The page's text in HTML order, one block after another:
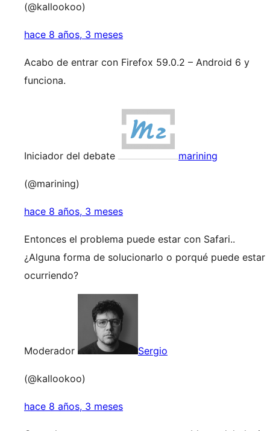
(@kallookoo)
hace 8 años, 3 meses
Acabo de entrar con Firefox 59.0.2 – Android 6 y
funciona.
Iniciador del debate marining
(@marining)
hace 8 años, 3 meses
Entonces el problema puede estar con Safari..
¿Alguna forma de solucionarlo o porqué puede estar
ocurriendo?
Moderador Sergio
(@kallookoo)
hace 8 años, 3 meses